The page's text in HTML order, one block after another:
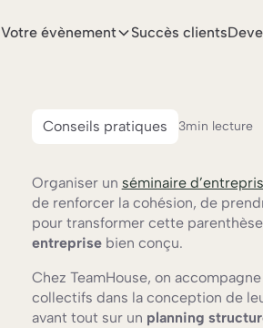
Votre évènement Succès clients
Conseils pratiques 3min lecture
Organiser un séminaire
de renforcer la cohésion, de
pour transformer cette
entreprisebien conçu.
Chez TeamHouse, on
collectifs dans la conception de
avant tout sur un planning